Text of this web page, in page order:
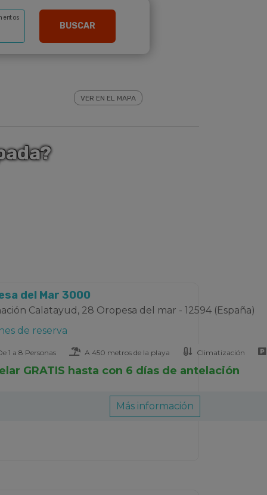
VER EN EL MAPA
BUSCAR
del Mar 3000
Calatayud, 28 Oropesa del mar - 12594 (España)
de reserva
1 a 8 Personas A 450 metros de la playa Climatización
GRATIS hasta con 6 días de antelación
Más información